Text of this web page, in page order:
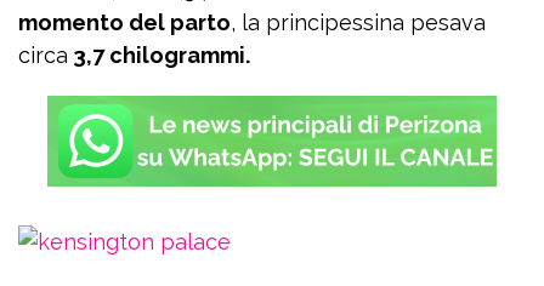
momento del parto, la principessina pesava
circa 3,7 chilogrammi.